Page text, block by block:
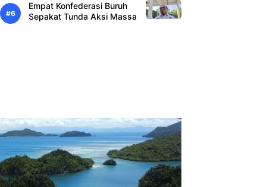
Empat Konfederasi Buruh
Sepakat Tunda Aksi Massa